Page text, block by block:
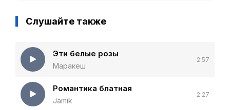
Слушайте также
Эти белые розы
Маракеш
2:57
Романтика блатная
Jamik
2:27